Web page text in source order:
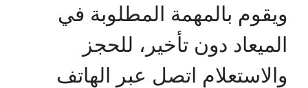
ويقوم بالمهمة المطلوبة في
الميعاد دون تأخير، للحجز
والاستعلام اتصل عبر الهاتف